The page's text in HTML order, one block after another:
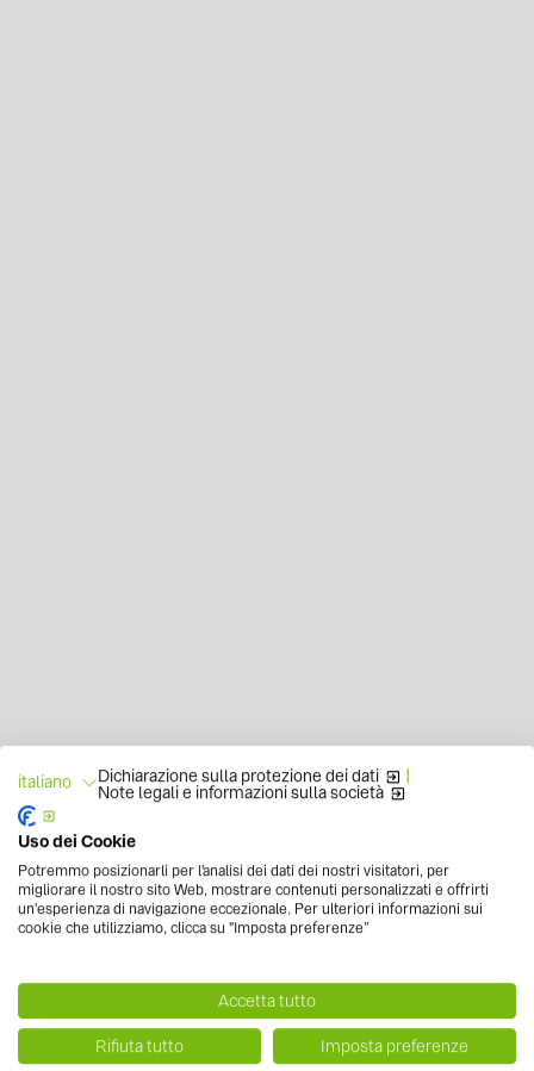
italiano Dichiarazione sulla protezione dei dati |
Note legali e informazioni sulla società
Uso dei Cookie
Potremmo posizionarli per l'analisi dei dati dei nostri visitatori, per
migliorare il nostro sito Web, mostrare contenuti personalizzati e offrirti
un'esperienza di navigazione eccezionale. Per ulteriori informazioni sui
cookie che utilizziamo, clicca su "Imposta preferenze”
Accetta tutto
Rifiuta tutto Imposta preferenze